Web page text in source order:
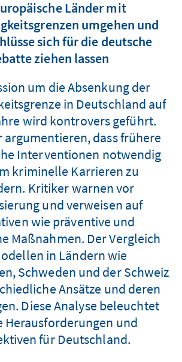
Länder mit
umgehen und
sich für die deutsche
ziehen lassen
um die Absenkung der
in Deutschland auf
wird kontrovers geführt.
dass frühere
Interventionen notwendig
kriminelle Karrieren zu
Kritiker warnen vor
und verweisen auf
wie präventive und
Maßnahmen. Der Vergleich
in Ländern wie
Schweden und der Schweiz
Ansätze und deren
Diese Analyse beleuchtet
Herausforderungen und
für Deutschland.